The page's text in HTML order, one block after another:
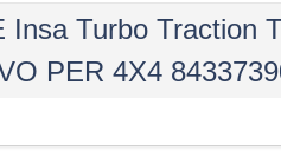
Insa Turbo Traction
PER 4X4